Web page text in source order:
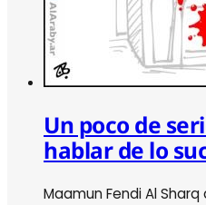
Un poco de
hablar de lo
Maamun Fendi Al Sharq